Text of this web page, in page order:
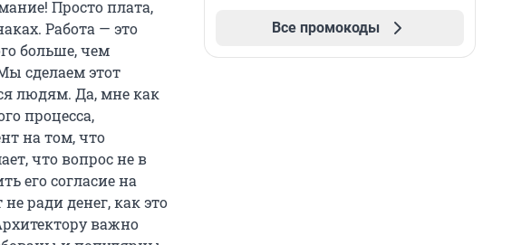
Просто плата,
Работа — это
больше, чем
сделаем этот
людям. Да, мне как
процесса,
на том, что
что вопрос не в
его согласие на
ради денег, как это
важно
Все промокоды